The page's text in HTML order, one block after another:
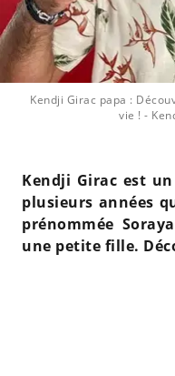
Kendji Girac papa :
vie ! -
Kendji Girac est
plusieurs années
prénommée
une petite fille.